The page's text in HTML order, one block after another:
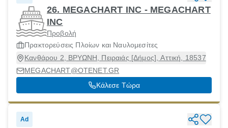
26. MEGACHART INC - MEGACHART
INC
Προβολή
Πρακτορεύσεις Πλοίων και Ναυλομεσίτες
Κανθάρου 2, ΒΡΥΩΝΗ, Πειραιάς [Δήμος], Αττική, 18537
MEGACHART@OTENET.GR
Κάλεσε Τώρα
Ad